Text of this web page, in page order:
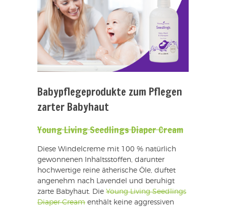
Babypflegeprodukte zum Pflegen
zarter Babyhaut
Young Living Seedlings Diaper Cream
Diese Windelcreme mit 100 % natürlich
gewonnenen Inhaltsstoffen, darunter
hochwertige reine ätherische Öle, duftet
angenehm nach Lavendel und beruhigt
zarte Babyhaut. Die Young Living Seedlings
Diaper Cream enthält keine aggressiven